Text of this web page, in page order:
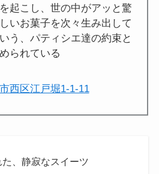
起こし、世の中がアッと驚
いお菓子を次々生み出して
う、パティシエ達の約束と
られている
西区江戸堀1-1-11
、静寂なスイーツ